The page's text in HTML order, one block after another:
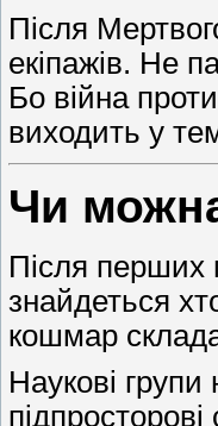
Після
екіпажів. Не
Бо війна
виходить у
Чи
Після перших
знайдеться
кошмар
Наукові групи